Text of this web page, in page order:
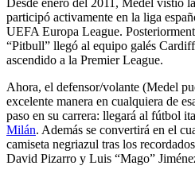
participó activamente en la liga
UEFA Europa League.
“Pitbull” llegó al equipo galés
ascendido a la Premier League.
Ahora, el defensor/volante (Medel
excelente manera en cualquiera de
paso en su carrera: llegará al fútbol
Milán. Además se convertirá en el
camiseta negriazul tras los
David Pizarro y Luis “Mago”